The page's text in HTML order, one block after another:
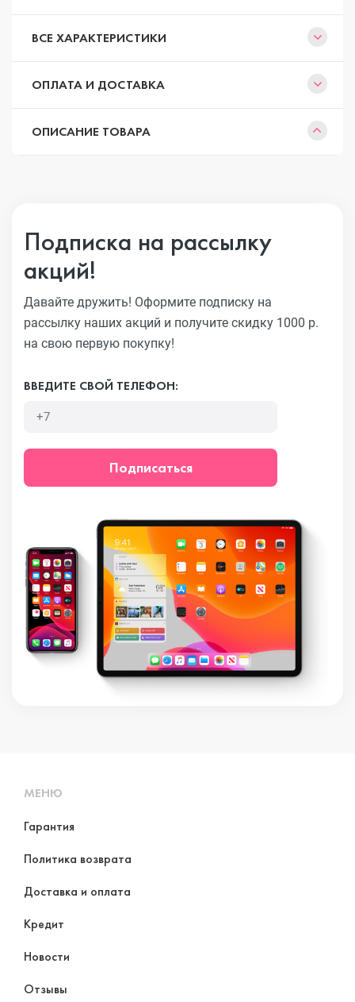
ВСЕ ХАРАКТЕРИСТИКИ
ОПЛАТА И ДОСТАВКА
ОПИСАНИЕ ТОВАРА
Подписка на рассылку
акций!
Давайте дружить! Оформите подписку на
рассылку наших акций и получите скидку 1000 р.
на свою первую покупку!
ВВЕДИТЕ СВОЙ ТЕЛЕФОН:
Подписаться
МЕНЮ
Гарантия
Политика возврата
Доставка и оплата
Кредит
Новости
Отзывы